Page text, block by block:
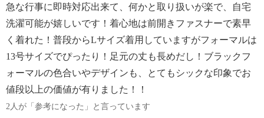
急な行事に即時対応出来て、何かと取り扱いが楽で、自宅
洗濯可能が嬉しいです！着心地は前開きファスナーで素早
く着れた！普段からLサイズ着用していますがフォーマルは
13号サイズでぴったり！足元の丈も長めだし！ブラックフ
ォーマルの色合いやデザインも、とてもシックな印象でお
値段以上の価値が有りました！！
2人が「参考になった」と言っています